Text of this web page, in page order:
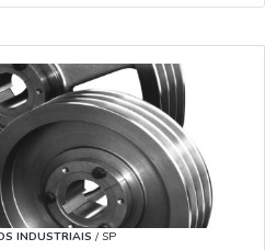
das empresas abaixo:
INDUSTRIAIS / SP